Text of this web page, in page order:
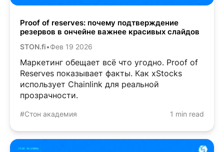
Proof of reserves: почему подтверждение
резервов в ончейне важнее красивых слайдов
STON.fi•Фев 19 2026
Маркетинг обещает всё что угодно. Proof of
Reserves показывает факты. Как xStocks
использует Chainlink для реальной
прозрачности.
#Стон академия 1 min read